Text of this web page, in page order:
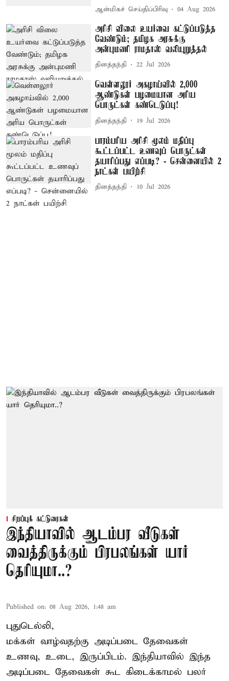
ஆன்மிகச் செய்திப்பிரிவு 04 Aug 2026
அரிசி விலை உயர்வை கட்டுப்படுத்த
வேண்டும்; தமிழக அரசுக்கு
அன்புமணி ராமதாஸ் வலியுறுத்தல்
தினத்தந்தி 22 Jul 2026
வெள்ளலூர் அகழாய்வில் 2,000
ஆண்டுகள் பழமையான அரிய
பொருட்கள் கண்டெடுப்பு!
தினத்தந்தி 19 Jul 2026
பாரம்பரிய அரிசி மூலம் மதிப்பு
கூட்டப்பட்ட உணவுப் பொருட்கள்
தயாரிப்பது எப்படி? - சென்னையில் 2
நாட்கள் பயிற்சி
தினத்தந்தி 10 Jul 2026
சிறப்புக் கட்டுரைகள்
இந்தியாவில் ஆடம்பர வீடுகள்
வைத்திருக்கும் பிரபலங்கள் யார்
தெரியுமா..?
Published on: 08 Aug 2026, 1:48 am
புதுடெல்லி,
மக்கள் வாழ்வதற்கு அடிப்படை தேவைகள்
உணவு, உடை, இருப்பிடம். இந்தியாவில் இந்த
அடிப்படை தேவைகள் கூட கிடைக்காமல் பலர்